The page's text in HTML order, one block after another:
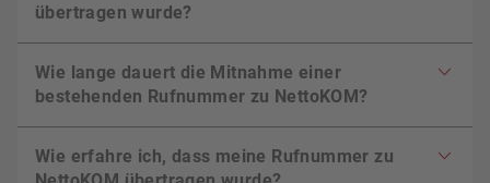
übertragen wurde?
Wie lange dauert die Mitnahme einer
bestehenden Rufnummer zu NettoKOM?
Wie erfahre ich, dass meine Rufnummer zu